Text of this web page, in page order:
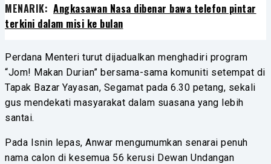
MENARIK: Angkasawan Nasa dibenar bawa telefon pintar
terkini dalam misi ke bulan
Perdana Menteri turut dijadualkan menghadiri program
“Jom! Makan Durian” bersama-sama komuniti setempat di
Tapak Bazar Yayasan, Segamat pada 6.30 petang, sekali
gus mendekati masyarakat dalam suasana yang lebih
santai.
Pada Isnin lepas, Anwar mengumumkan senarai penuh
nama calon di kesemua 56 kerusi Dewan Undangan